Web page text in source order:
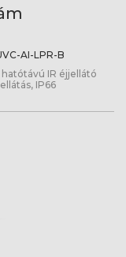
AI-LPR-B
IR éjjellátó
IP66